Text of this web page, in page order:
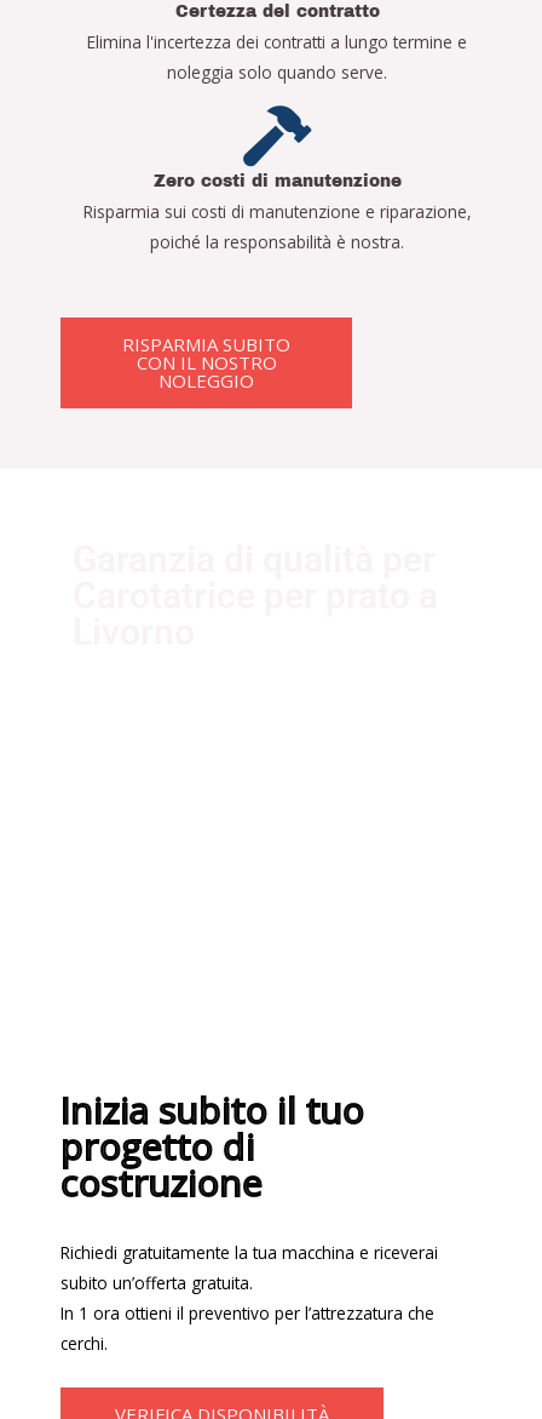
Certezza del contratto
Elimina l'incertezza dei contratti a lungo termine e
noleggia solo quando serve.
Zero costi di manutenzione
Risparmia sui costi di manutenzione e riparazione,
poiché la responsabilità è nostra.
RISPARMIA SUBITO
CON IL NOSTRO
NOLEGGIO
Inizia subito il tuo
progetto di
costruzione
Richiedi gratuitamente la tua macchina e riceverai
subito un’offerta gratuita.
In 1 ora ottieni il preventivo per l’attrezzatura che
cerchi.
VERIFICA DISPONIBILITÀ